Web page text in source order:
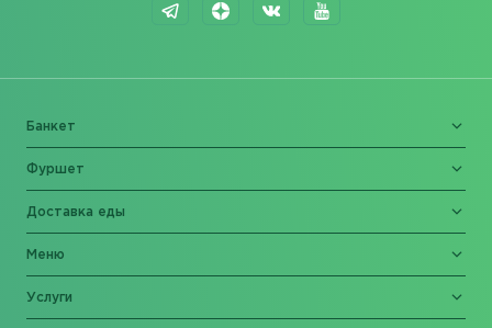
Банкет
Фуршет
Доставка еды
Меню
Услуги